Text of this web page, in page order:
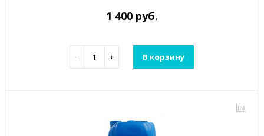
1 400 руб.
− + В корзину